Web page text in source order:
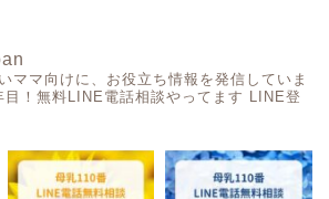
ママ向けに、お役立ち情報を発信していま
目！無料LINE電話相談やってます LINE登